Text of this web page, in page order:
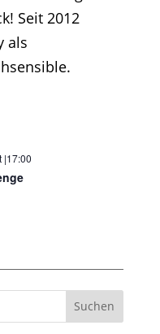
Seit 2012
als
|17:00